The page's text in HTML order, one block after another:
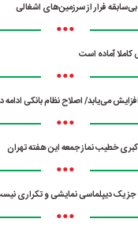
فرار از سرزمین‌های اشغالی
•••
آماده است
•••
می‌یابد/ اصلاح نظام بانکی ادامه
•••
خطیب نماز جمعه این هفته تهران
•••
یک دیپلماسی نمایشی و تکراری
•••